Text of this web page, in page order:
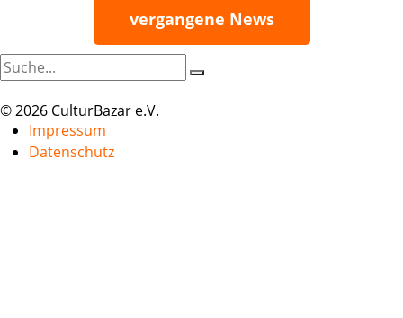
vergangene News
© 2026 CulturBazar e.V.
Impressum
Datenschutz